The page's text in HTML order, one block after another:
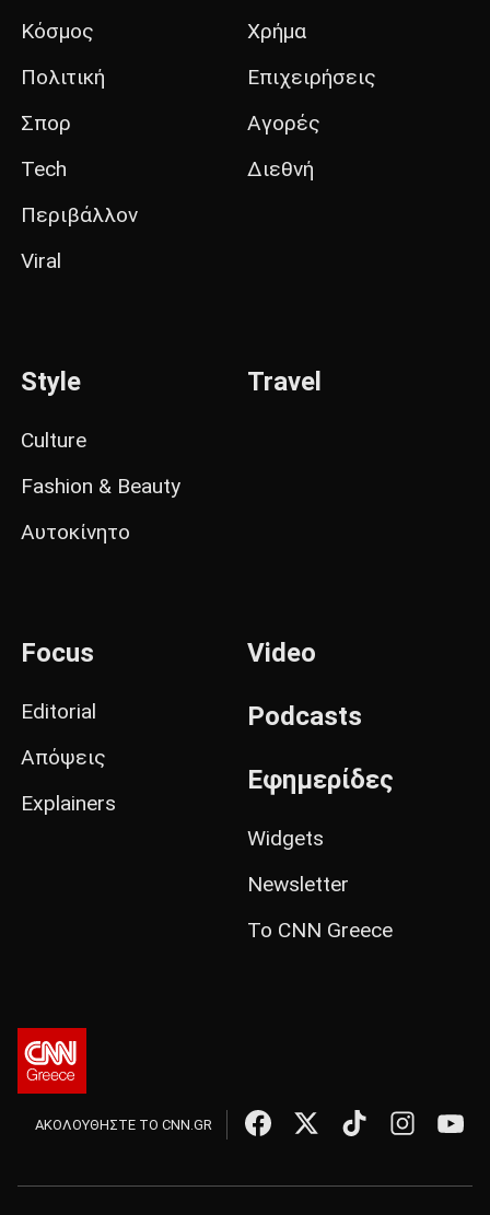
Κόσμος
Πολιτική
Σπορ
Tech
Περιβάλλον
Viral
Χρήμα
Επιχειρήσεις
Αγορές
Διεθνή
Style
Culture
Fashion & Beauty
Αυτοκίνητο
Travel
Focus
Editorial
Απόψεις
Explainers
Video
Podcasts
Εφημερίδες
Widgets
Newsletter
Το CNN Greece
ΑΚΟΛΟΥΘΗΣΤΕ ΤΟ CNN.GR